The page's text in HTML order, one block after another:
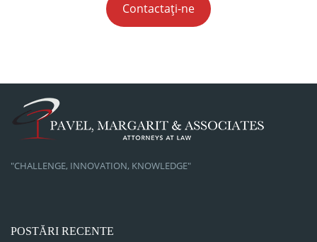
Contactați-ne
"CHALLENGE, INNOVATION, KNOWLEDGE"
POSTĂRI RECENTE